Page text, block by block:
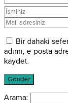
Bir dahaki
adımı, e-posta
kaydet.
Arama: